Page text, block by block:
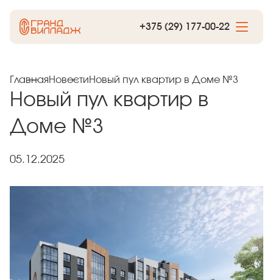
+375 (29) 177-00-22
ГлавнаяНовостиНовый пул квартир в Доме №3
Новый пул квартир в
Доме №3
05.12.2025